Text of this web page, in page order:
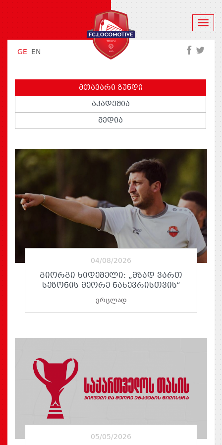
GE EN
ᲛᲗᲐᲕᲐᲠᲘ ᲒᲣᲜᲓᲘ
ᲐᲙᲐᲓᲔᲛᲘᲐ
ᲛᲔᲓᲘᲐ
04/08/2026
ᲒᲘᲝᲠᲒᲘ ᲮᲘᲓᲔᲨᲔᲚᲘ: „ᲛᲖᲐᲓ ᲕᲐᲠᲗ
ᲡᲔᲖᲝᲜᲘᲡ ᲛᲔᲝᲠᲔ ᲜᲐᲮᲔᲕᲠᲘᲡᲗᲕᲘᲡ“
ვრცლად
05/05/2026